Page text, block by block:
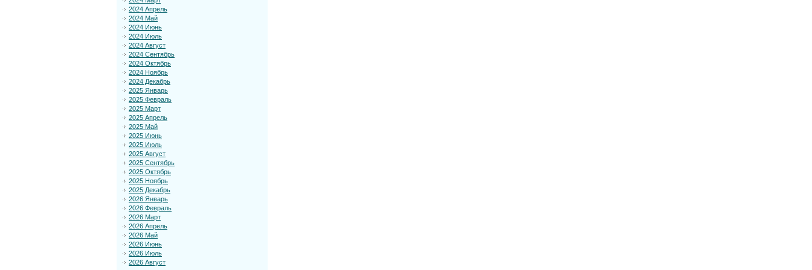
2024 Апрель
2024 Май
2024 Июнь
2024 Июль
2024 Август
2024 Сентябрь
2024 Октябрь
2024 Ноябрь
2024 Декабрь
2025 Январь
2025 Февраль
2025 Март
2025 Апрель
2025 Май
2025 Июнь
2025 Июль
2025 Август
2025 Сентябрь
2025 Октябрь
2025 Ноябрь
2025 Декабрь
2026 Январь
2026 Февраль
2026 Март
2026 Апрель
2026 Май
2026 Июнь
2026 Июль
2026 Август